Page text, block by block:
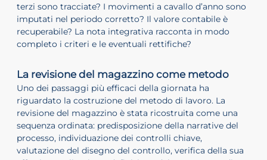
terzi sono tracciate? I movimenti a cavallo d’anno sono
imputati nel periodo corretto? Il valore contabile è
recuperabile? La nota integrativa racconta in modo
completo i criteri e le eventuali rettifiche?
La revisione del magazzino come metodo
Uno dei passaggi più efficaci della giornata ha
riguardato la costruzione del metodo di lavoro. La
revisione del magazzino è stata ricostruita come una
sequenza ordinata: predisposizione della narrative del
processo, individuazione dei controlli chiave,
valutazione del disegno del controllo, verifica della sua